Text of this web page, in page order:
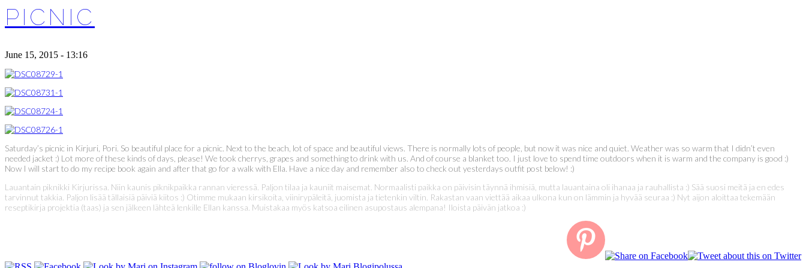
PICNIC
June 15, 2015 - 13:16
Saturday’s picnic in Kirjuri, Pori. So beautiful place for a picnic. Next to the beach, lot of space and beautiful views. There is normally lots of people, but now it was nice and quiet. Weather was so warm that I didn’t even
needed jacket :) Lot more of these kinds of days, please! We took cherrys, grapes and something to drink with us. And of course a blanket too. I just love to spend time outdoors when it is warm and the company is good :)
Now I will start to do my recipe book again and after that go for a walk with Ella. Have a nice day and remember also to check out yesterdays outfit post below! :)
Lauantain piknikki Kirjurissa. Niin kaunis piknikpaikka rannan vieressä. Paljon tilaa ja kauniit maisemat. Normaalisti paikka on päivisin täynnä ihmisiä, mutta lauantaina oli ihanaa ja rauhallista :) Sää suosi meitä ja en edes
tarvinnut takkia. Paljon lisää tällaisiä päiviä kiitos :) Otimme mukaan kirsikoita, viinirypäleitä, juomista ja tietenkin viltin. Rakastan vaan viettää aikaa ulkona kun on lämmin ja hyvää seuraa :) Nyt aijon aloittaa tekemään
reseptikirja projektia (taas) ja sen jälkeen lähteä lenkille Ellan kanssa. Muistakaa myös katsoa eilinen asupostaus alempana! Iloista päivän jatkoa :)